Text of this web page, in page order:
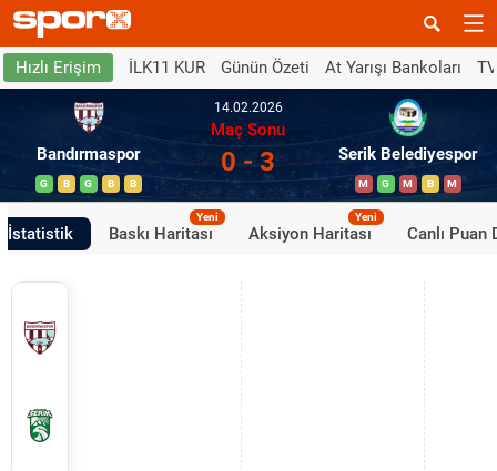
Hızlı Erişim İLK11 KUR Günün Özeti At Yarışı Bankoları
Bandırmaspor
G B G B B
14.02.2026
Maç Sonu
0 - 3 Serik Belediyespor
M G M B M
İstatistik Baskı Haritası
Yeni
Aksiyon Haritası
Yeni
Canlı Puan